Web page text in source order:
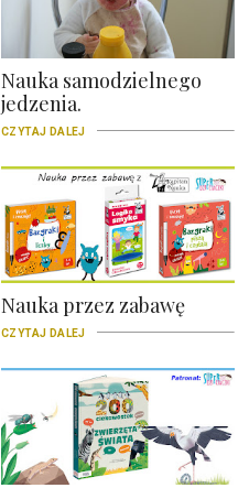
Nauka samodzielnego
jedzenia.
CZYTAJ DALEJ
Nauka przez zabawę
CZYTAJ DALEJ